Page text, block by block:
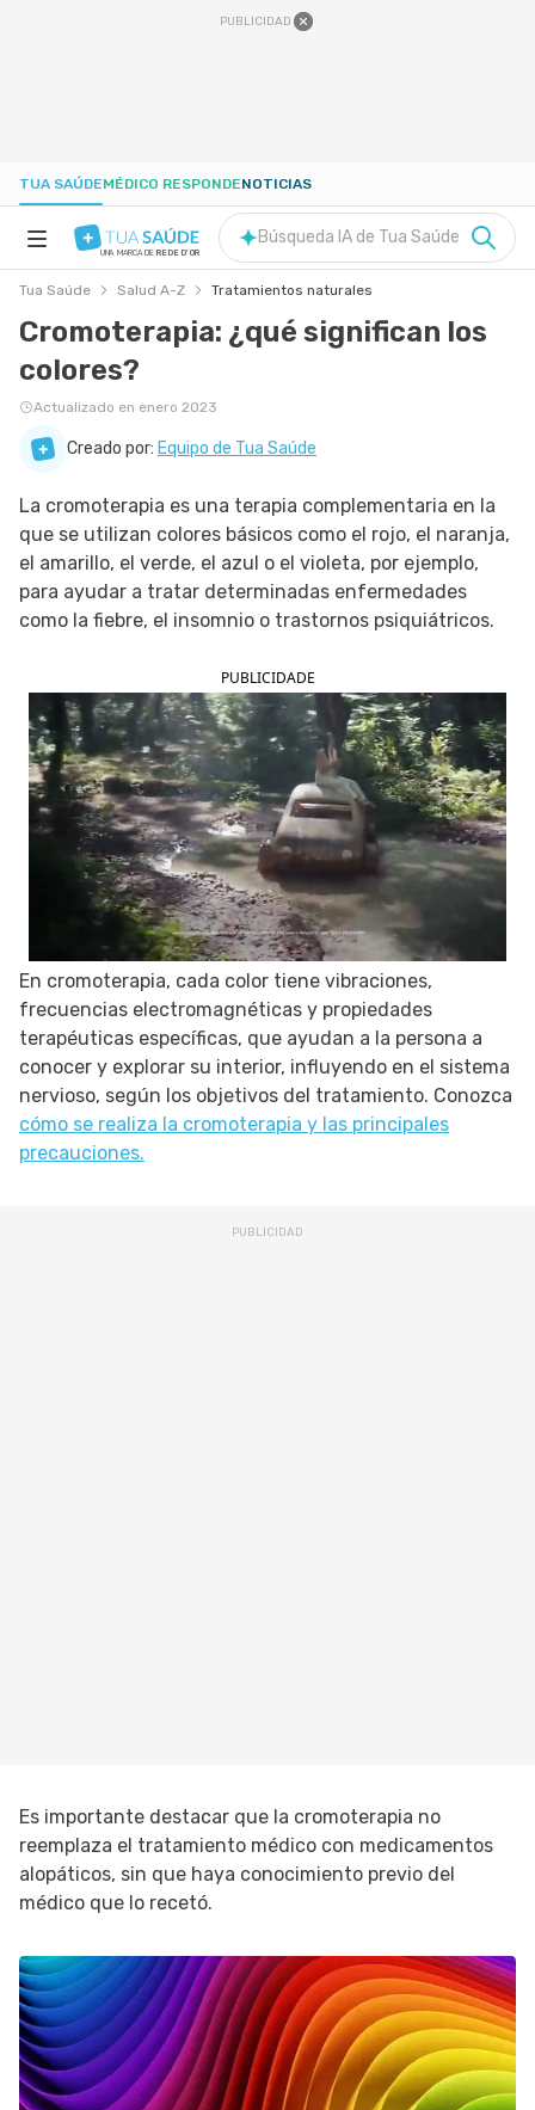
PUBLICIDAD
TUA SAÚDEMÉDICO RESPONDENOTICIAS
NUTRICIÓN
EMBARAZO
BIENESTAR
SIGUE TUA SAÚDE EN LAS REDES SOCIALES
UNA MARCA DE REDE D'OR
Búsqueda IA de Tua Saúde
Tua Saúde Salud A-Z Tratamientos naturales
Cromoterapia: ¿qué significan los
colores?
Actualizado en enero 2023
Creado por: Equipo de Tua Saúde
La cromoterapia es una terapia complementaria en la
que se utilizan colores básicos como el rojo, el naranja,
el amarillo, el verde, el azul o el violeta, por ejemplo,
para ayudar a tratar determinadas enfermedades
como la fiebre, el insomnio o trastornos psiquiátricos.
PUBLICIDADE
En cromoterapia, cada color tiene vibraciones,
frecuencias electromagnéticas y propiedades
terapéuticas específicas, que ayudan a la persona a
conocer y explorar su interior, influyendo en el sistema
nervioso, según los objetivos del tratamiento. Conozca
cómo se realiza la cromoterapia y las principales
precauciones.
Es importante destacar que la cromoterapia no
reemplaza el tratamiento médico con medicamentos
alopáticos, sin que haya conocimiento previo del
médico que lo recetó.